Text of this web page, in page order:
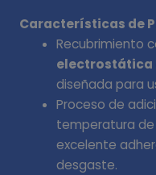
Características de
Recubrimiento
electrostática
diseñada para
Proceso de
temperatura de
excelente
desgaste.